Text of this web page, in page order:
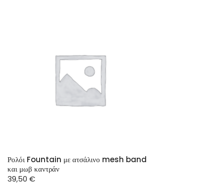
Ρολόι Fountain με ατσάλινο mesh band
και μωβ καντράν
39,50 €